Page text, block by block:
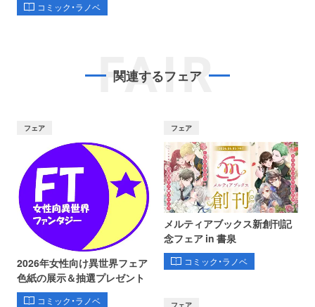
コミック・ラノベ
FAIR
関連するフェア
フェア
2026年女性向け異世界フェア
色紙の展示＆抽選プレゼント
コミック・ラノベ
フェア
メルティアブックス新創刊記
念フェア in 書泉
コミック・ラノベ
フェア